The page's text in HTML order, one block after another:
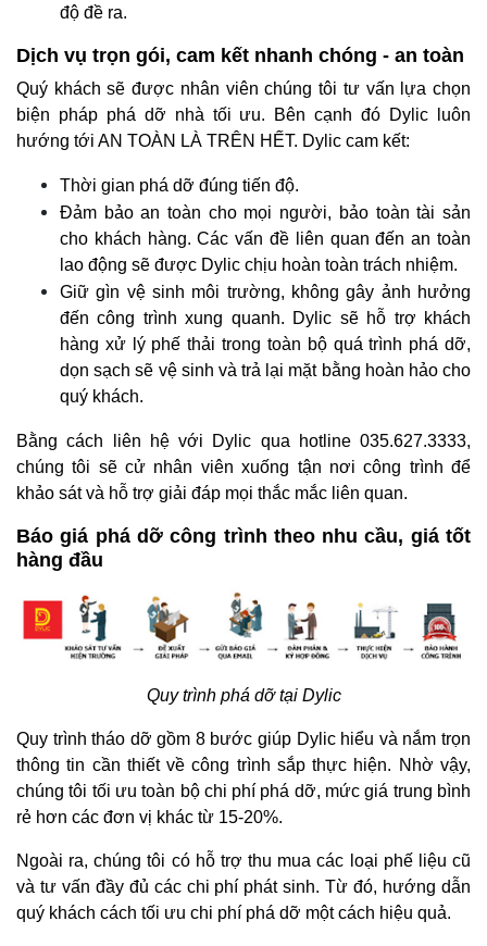
độ đề ra.
Dịch vụ trọn gói, cam kết nhanh chóng - an toàn
Quý khách sẽ được nhân viên chúng tôi tư vấn lựa chọn
biện pháp phá dỡ nhà tối ưu. Bên cạnh đó Dylic luôn
hướng tới AN TOÀN LÀ TRÊN HẾT. Dylic cam kết:
Thời gian phá dỡ đúng tiến độ.
Đảm bảo an toàn cho mọi người, bảo toàn tài sản
cho khách hàng. Các vấn đề liên quan đến an toàn
lao động sẽ được Dylic chịu hoàn toàn trách nhiệm.
Giữ gìn vệ sinh môi trường, không gây ảnh hưởng
đến công trình xung quanh. Dylic sẽ hỗ trợ khách
hàng xử lý phế thải trong toàn bộ quá trình phá dỡ,
dọn sạch sẽ vệ sinh và trả lại mặt bằng hoàn hảo cho
quý khách.
Bằng cách liên hệ với Dylic qua hotline 035.627.3333,
chúng tôi sẽ cử nhân viên xuống tận nơi công trình để
khảo sát và hỗ trợ giải đáp mọi thắc mắc liên quan.
Báo giá phá dỡ công trình theo nhu cầu, giá tốt
hàng đầu
Quy trình phá dỡ tại Dylic
Quy trình tháo dỡ gồm 8 bước giúp Dylic hiểu và nắm trọn
thông tin cần thiết về công trình sắp thực hiện. Nhờ vậy,
chúng tôi tối ưu toàn bộ chi phí phá dỡ, mức giá trung bình
rẻ hơn các đơn vị khác từ 15-20%.
Ngoài ra, chúng tôi có hỗ trợ thu mua các loại phế liệu cũ
và tư vấn đầy đủ các chi phí phát sinh. Từ đó, hướng dẫn
quý khách cách tối ưu chi phí phá dỡ một cách hiệu quả.